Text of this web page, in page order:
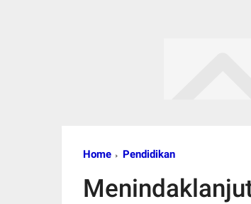
Home Pendidikan